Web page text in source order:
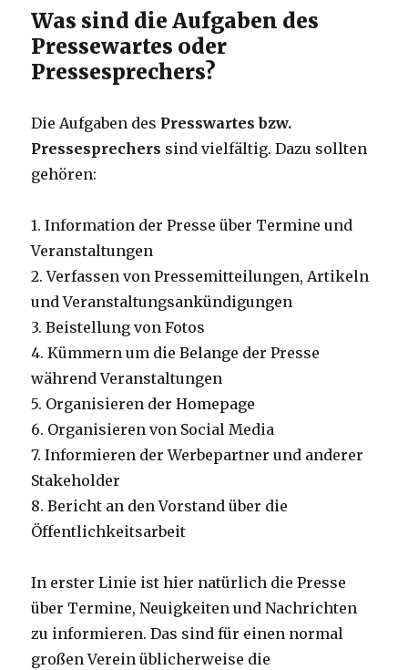
Was sind die Aufgaben des
Pressewartes oder
Pressesprechers?
Die Aufgaben des Presswartes bzw.
Pressesprechers sind vielfältig. Dazu sollten
gehören:
1. Information der Presse über Termine und
Veranstaltungen
2. Verfassen von Pressemitteilungen, Artikeln
und Veranstaltungsankündigungen
3. Beistellung von Fotos
4. Kümmern um die Belange der Presse
während Veranstaltungen
5. Organisieren der Homepage
6. Organisieren von Social Media
7. Informieren der Werbepartner und anderer
Stakeholder
8. Bericht an den Vorstand über die
Öffentlichkeitsarbeit
In erster Linie ist hier natürlich die Presse
über Termine, Neuigkeiten und Nachrichten
zu informieren. Das sind für einen normal
großen Verein üblicherweise die